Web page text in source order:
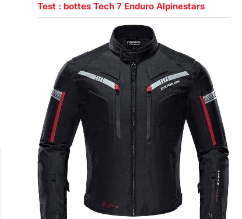
Test : bottes Tech 7 Enduro Alpinestars